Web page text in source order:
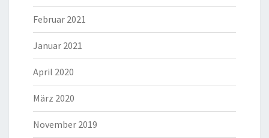
Februar 2021
Januar 2021
April 2020
März 2020
November 2019